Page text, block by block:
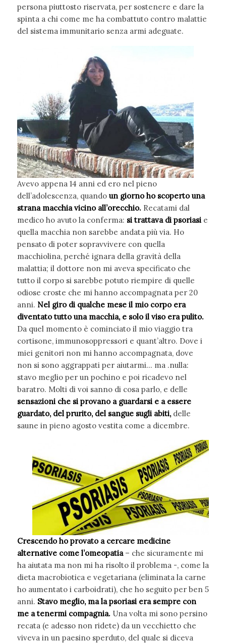
persona piuttosto riservata, per sostenere e dare la
spinta a chi come me ha combattuto contro malattie
del sistema immunitario senza armi adeguate.
Avevo appena 14 anni ed ero nel pieno
dell’adolescenza, quando un giorno ho scoperto una
strana macchia vicino all’orecchio.Recatami dal
medico ho avuto la conferma: si trattava di psoriasie
quella macchia non sarebbe andata più via. Ho
pensato di poter sopravvivere con quella
macchiolina, perché ignara della gravità della
malattia; il dottore non mi aveva specificato che
tutto il corpo si sarebbe potuto riempire di quelle
odiose croste che mi hanno accompagnata per 20
anni. Nel giro di qualche mese il mio corpo era
diventato tutto una macchia, e solo il viso era pulito.
Da quel momento è cominciato il mio viaggio tra
cortisone, immunosoppressori e quant’altro. Dove i
miei genitori non mi hanno accompagnata, dove
non si sono aggrappati per aiutarmi… ma .nulla:
stavo meglio per un pochino e poi ricadevo nel
baratro. Molti di voi sanno di cosa parlo, e delle
sensazioni che si provano a guardarsi e a essere
guardato, del prurito, del sangue sugli abiti,delle
saune in pieno agosto vestita come a dicembre.
Crescendo ho provato a cercare medicine
alternative come l’omeopatia– che sicuramente mi
ha aiutata ma non mi ha risolto il problema -, come la
dieta macrobiotica e vegetariana (eliminata la carne
ho aumentato i carboidrati), che ho seguito per ben 5
anni. Stavo meglio, ma la psoriasi era sempre con
me a tenermi compagnia.Una volta mi sono persino
recata (e adesso non ridete) da un vecchietto che
viveva in un paesino sperduto, del quale si diceva